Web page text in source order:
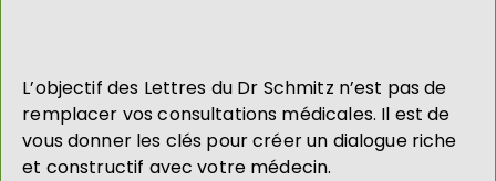
L’objectif des Lettres du Dr Schmitz n’est pas de
remplacer vos consultations médicales. Il est de
vous donner les clés pour créer un dialogue riche
et constructif avec votre médecin.